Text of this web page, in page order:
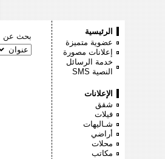
بحث عن
الرئيسية
عضوية متميزة
إعلانات مصورة
خدمة الرسائل
النصية SMS
الإعلانات
شقق
فيلات
شـاليهات
أراضي
محلات
مكاتب